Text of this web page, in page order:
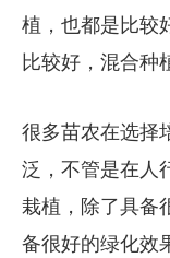
植，也都是比较
比较好，混合种
很多苗农在选择
泛，不管是在人
栽植，除了具备
备很好的绿化效